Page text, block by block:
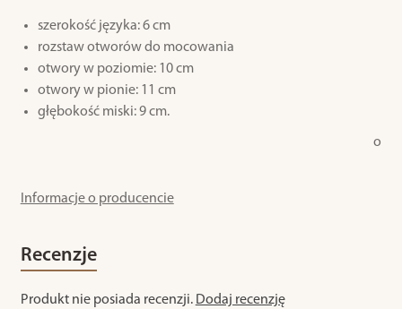
szerokość języka: 6 cm
rozstaw otworów do mocowania
otwory w poziomie: 10 cm
otwory w pionie: 11 cm
głębokość miski: 9 cm.
o
Informacje o producencie
Recenzje
Produkt nie posiada recenzji. Dodaj recenzję